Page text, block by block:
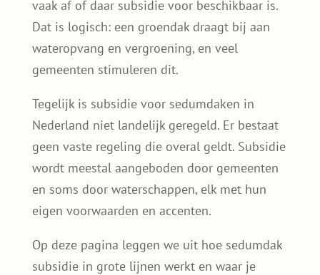
vaak af of daar subsidie voor beschikbaar is.
Dat is logisch: een groendak draagt bij aan
wateropvang en vergroening, en veel
gemeenten stimuleren dit.
Tegelijk is subsidie voor sedumdaken in
Nederland niet landelijk geregeld. Er bestaat
geen vaste regeling die overal geldt. Subsidie
wordt meestal aangeboden door gemeenten
en soms door waterschappen, elk met hun
eigen voorwaarden en accenten.
Op deze pagina leggen we uit hoe sedumdak
subsidie in grote lijnen werkt en waar je